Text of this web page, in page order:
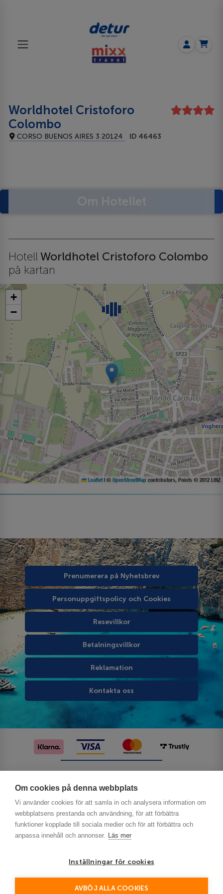
Om cookies på denna webbplats
Vi använder cookies för att samla in och analysera information om
webbplatsens prestanda och användning, för att förbättra
funktioner kopplade till sociala medier och för att förbättra och
anpassa innehåll och annonser. Läs mer
Inställningar för cookies
AVBÖJ ALLA COOKIES
Worldhotel Cristoforo
Colombo
CORSO BUENOS AIRES 3 20124 ID 46463
HotellWorldhotel Cristoforo Colombo
på kartan
+
−
Leaflet | © OpenStreetMap contributors, Points © 2012 LINZ
Prenumerera på Nyhetsbrev
Personuppgiftspolicy och Cookies
Resevillkor
Betalningsvillkor
Reklamation
Kontakta oss
This site is protected by reCAPTCHA and the Google